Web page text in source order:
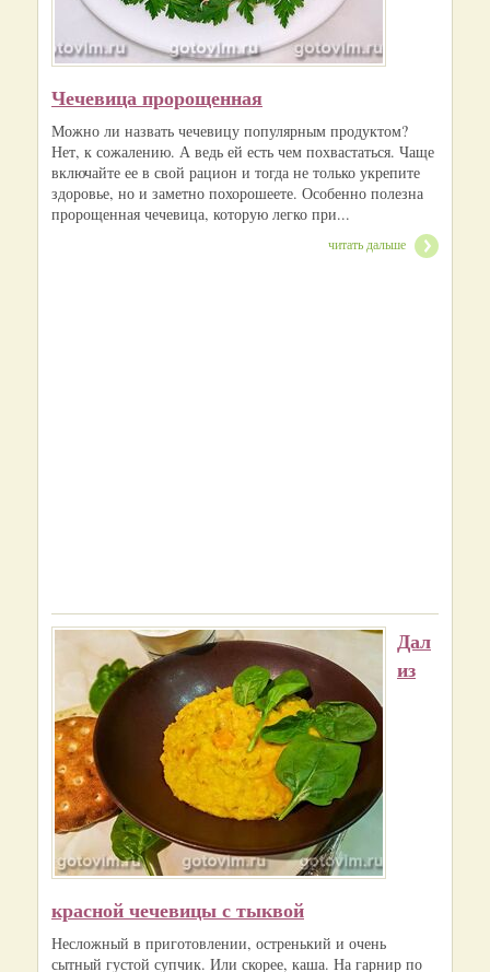
Чечевица пророщенная
Можно ли назвать чечевицу популярным продуктом?
Нет, к сожалению. А ведь ей есть чем похвастаться. Чаще
включайте ее в свой рацион и тогда не только укрепите
здоровье, но и заметно похорошеете. Особенно полезна
пророщенная чечевица, которую легко при...
читать дальше
Дал
из
красной чечевицы с тыквой
Несложный в приготовлении, остренький и очень
сытный густой супчик. Или скорее, каша. На гарнир по